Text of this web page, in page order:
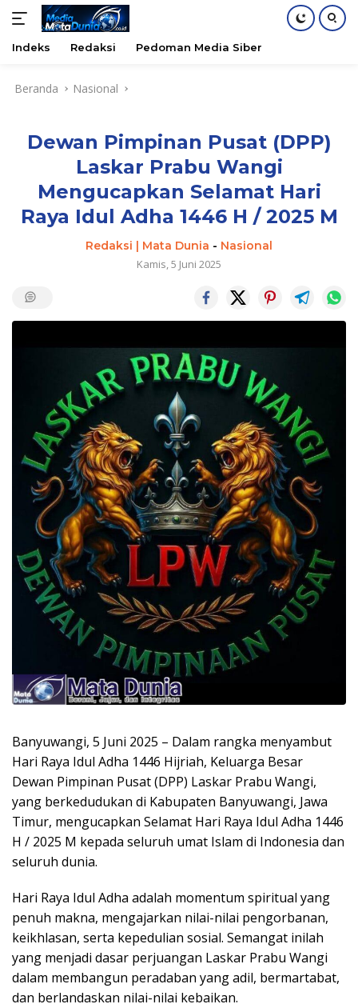
Indeks Redaksi Pedoman Media Siber
Beranda Nasional
Dewan Pimpinan Pusat (DPP)
Laskar Prabu Wangi
Mengucapkan Selamat Hari
Raya Idul Adha 1446 H / 2025 M
Redaksi | Mata Dunia - Nasional
Kamis, 5 Juni 2025
Banyuwangi, 5 Juni 2025 – Dalam rangka menyambut
Hari Raya Idul Adha 1446 Hijriah, Keluarga Besar
Dewan Pimpinan Pusat (DPP) Laskar Prabu Wangi,
yang berkedudukan di Kabupaten Banyuwangi, Jawa
Timur, mengucapkan Selamat Hari Raya Idul Adha 1446
H / 2025 M kepada seluruh umat Islam di Indonesia dan
seluruh dunia.
Hari Raya Idul Adha adalah momentum spiritual yang
penuh makna, mengajarkan nilai-nilai pengorbanan,
keikhlasan, serta kepedulian sosial. Semangat inilah
yang menjadi dasar perjuangan Laskar Prabu Wangi
dalam membangun peradaban yang adil, bermartabat,
dan berlandaskan nilai-nilai kebaikan.